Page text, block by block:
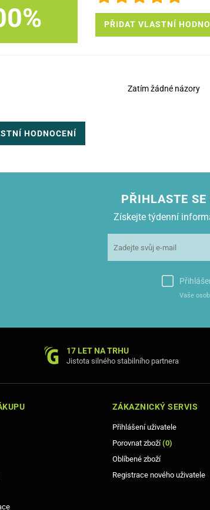
PŘIDAT VLASTNÍ
Zatím žádné názory
HODNOCENÍ
PŘIHLASTE
Získejte týdenní
Vaše
17 LET NA TRHU
Jistota silného stabilního partnera
ZÁKAZNICKÝ SERVIS
Přihlášení uživatele
Porovnat zboží(0)
Oblíbené zboží
Registrace nového uživatele